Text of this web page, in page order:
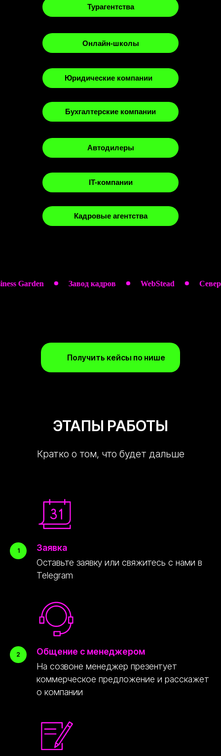
Бухгалтерские компании
Юридические компании
Онлайн-школы
Кадровые агентства
IT-компании
Автодилеры
Турагентства
Завод кадров WebStead Северный
Получить кейсы по нише
ЭТАПЫ РАБОТЫ
Кратко о том, что будет дальше
Заявка
Оставьте заявку или свяжитесь с нами в
Telegram
Общение с менеджером
На созвоне менеджер презентует
коммерческое предложение и расскажет
о компании